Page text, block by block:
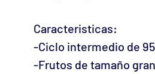
Caracteristicas:
-Ciclo intermedio de
-Frutos de tamaño